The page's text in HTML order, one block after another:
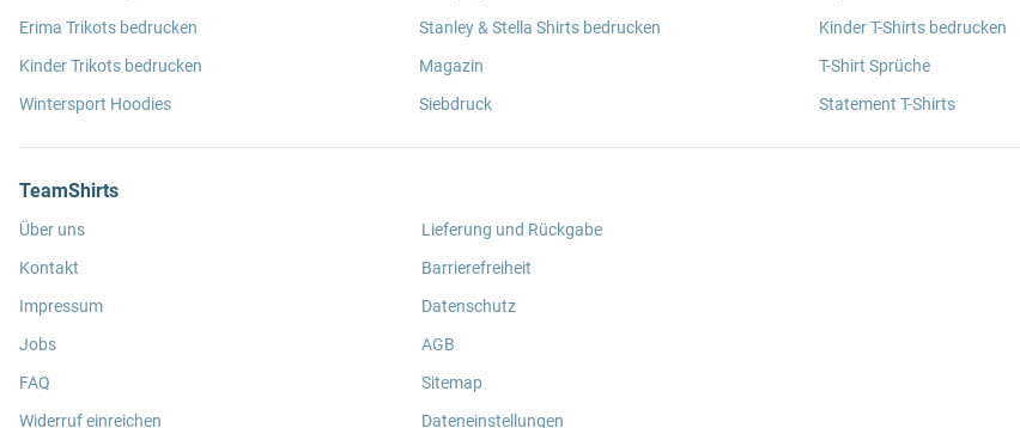
Erima Trikots bedrucken
Kinder Trikots bedrucken
Wintersport Hoodies
Stanley & Stella Shirts bedrucken
Magazin
Siebdruck
Kinder T-Shirts bedrucken
T-Shirt Sprüche
Statement T-Shirts
TeamShirts
Über uns
Kontakt
Impressum
Jobs
FAQ
Widerruf einreichen
Lieferung und Rückgabe
Barrierefreiheit
Datenschutz
AGB
Sitemap
Dateneinstellungen